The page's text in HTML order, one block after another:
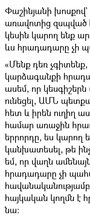
Փաշինյանի
առավոտից զսպված
կեսին կարող ենք
ևս հրադադարը չի
«Մենք դեռ
կարձագանքի
ասեմ, որ
ունեցել, ԱՄՆ
հետ և իրեն ուղիղ
համար առաջին
երրորդը, ես
կանխատեսել, թե ինչ
եմ, որ վաղն
հրադադարը չի
հայկական կողմն
նա։